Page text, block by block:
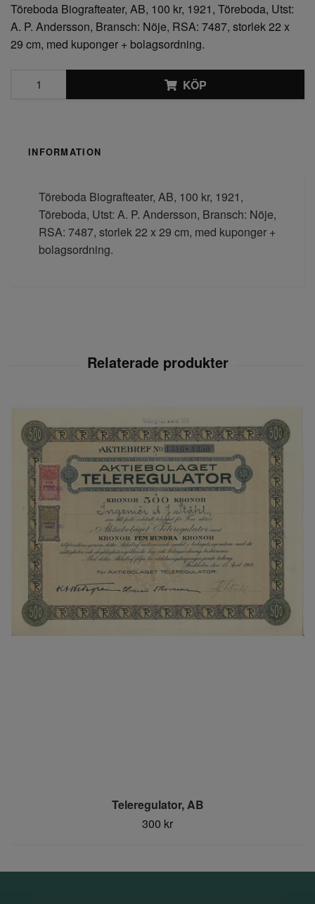
Töreboda Biografteater, AB, 100 kr, 1921, Töreboda, Utst:
A. P. Andersson, Bransch: Nöje, RSA: 7487, storlek 22 x
29 cm, med kuponger + bolagsordning.
KÖP
INFORMATION
Töreboda Biografteater, AB, 100 kr, 1921,
Töreboda, Utst: A. P. Andersson, Bransch: Nöje,
RSA: 7487, storlek 22 x 29 cm, med kuponger +
bolagsordning.
Teleregulator, AB
300 kr